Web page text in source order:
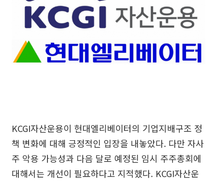
KCGI자산운용이 현대엘리베이터의 기업지배구조 정
책 변화에 대해 긍정적인 입장을 내놓았다. 다만 자사
주 악용 가능성과 다음 달로 예정된 임시 주주총회에
대해서는 개선이 필요하다고 지적했다. KCGI자산운